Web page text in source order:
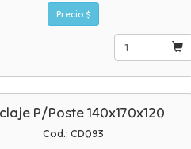
Precio $
P/poste 140x170x120
Cod.: CD093